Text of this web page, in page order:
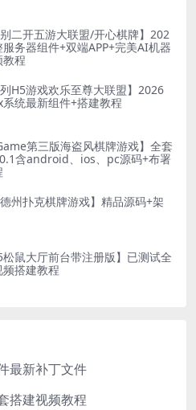
二开五游大联盟/开心棋牌】202
务器组件+双端APP+完美AI机器
教程
H5游戏欢乐至尊大联盟】2026
统最新组件+搭建教程
第三版海盗风棋牌游戏】全套
含android、ios、pc源码+布署
州扑克棋牌游戏】精品源码+架
鼠大厅前台带注册版】已测试全
搭建教程
最新补丁文件
搭建视频教程